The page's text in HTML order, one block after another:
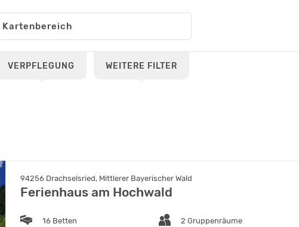
VERPFLEGUNG WEITERE FILTER
94256 Drachselsried, Mittlerer Bayerischer Wald
Ferienhaus am Hochwald
16 Betten 2 Gruppenräume